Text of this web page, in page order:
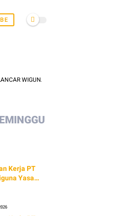
SEJAHTERA (LAWSON) TERBARU 2026 |
Kerja PT
Yasa